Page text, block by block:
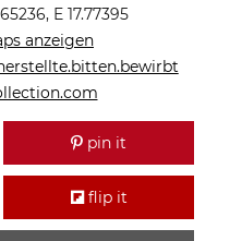
E 17.77395
anzeigen
pin it
flip it